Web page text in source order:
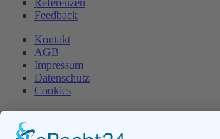
Feedback
Kontakt
AGB
Impressum
Datenschutz
Cookies